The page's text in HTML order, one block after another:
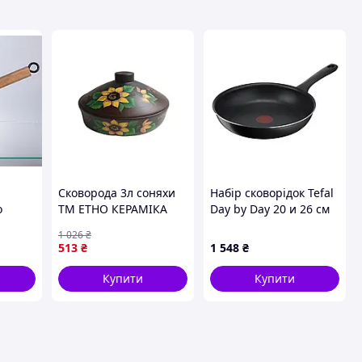
Сковорода 3л соняхи
ТМ ЕТНО КЕРАМІКА
513 ₴
1 026₴
Купити
Набір сковорідок Tefal
Day by Day 20 и 26 см
1 548 ₴
Купити